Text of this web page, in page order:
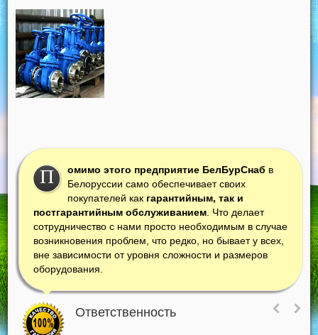
П омимо этого предприятие БелБурСнаб в
Белоруссии само обеспечивает своих
покупателей как гарантийным, так и
постгарантийным обслуживанием. Что делает
сотрудничество с нами просто необходимым в случае
возникновения проблем, что редко, но бывает у всех,
вне зависимости от уровня сложности и размеров
оборудования.
Ответственность